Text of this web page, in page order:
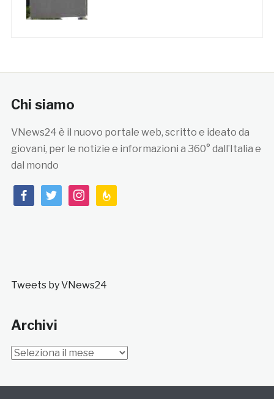
Chi siamo
VNews24 è il nuovo portale web, scritto e ideato da
giovani, per le notizie e informazioni a 360° dall’Italia e
dal mondo
facebooktwitterinstagramfeedburner
Tweets by VNews24
Archivi
Archivi